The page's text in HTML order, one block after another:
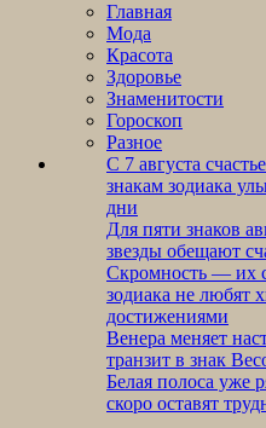
Главная
Мода
Красота
Здоровье
Знаменитости
Гороскоп
Разное
С 7 августа
знакам зодиака
дни
Для пяти знаков
звезды обещают
Скромность — их
зодиака не любят
достижениями
Венера меняет
транзит в знак
Белая полоса уже
скоро оставят